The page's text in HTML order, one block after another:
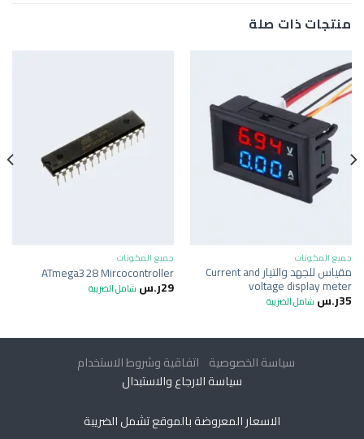
منتجات ذات صلة
جميع المكونات
مقياس للجهد والتيار Current and
voltage display meter
35ر.س شامل الضريبة
جميع المكونات
ATmega328 Mircocontroller
29ر.س شامل الضريبة
سياسة الخصوصية اتفاقية وشروط الاستخدام
سياسة الارجاع والاستبدال
الاسعار المعروضة بالموقع تشمل الضريبة